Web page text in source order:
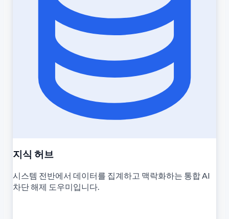
지식 허브
시스템 전반에서 데이터를 집계하고 맥락화하는 통합 AI
차단 해제 도우미입니다.